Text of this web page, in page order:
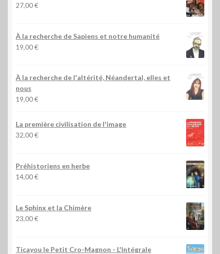
27,00€
À la recherche de Sapiens et notre humanité
19,00€
À la recherche de l'altérité, Néandertal, elles et
nous
19,00€
La première civilisation de l'image
32,00€
Préhistoriens en herbe
14,00€
Le Sphinx et la Chimère
23,00€
Ticayou le Petit Cro-Magnon - L'Intégrale